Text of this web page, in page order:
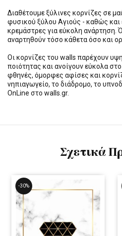
Διαθέτουμε ξύλινες κορνίζες σε
φυσικού ξύλου Αγιούς - καθώς και
κρεμάστρες για εύκολη ανάρτηση.
αναρτηθούν τόσο κάθετα όσο και
Οι κορνίζες του walls παρέχουν
ποιότητας και ανοίγουν εύκολα
φθηνές, όμορφες αφίσες και
νηπιαγωγείο, το διάδρομο, το
OnLine στο walls.gr.
Σχετικά
-30%